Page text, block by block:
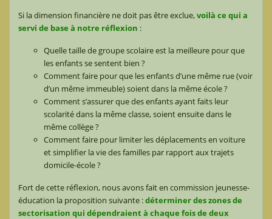
Si la dimension financière ne doit pas être exclue,voilà ce qui a
servi de base à notre réflexion :
Quelle taille de groupe scolaire est la meilleure pour que
les enfants se sentent bien ?
Comment faire pour que les enfants d’une même rue (voir
d’un même immeuble) soient dans la même école ?
Comment s’assurer que des enfants ayant faits leur
scolarité dans la même classe, soient ensuite dans le
même collège ?
Comment faire pour limiter les déplacements en voiture
et simplifier la vie des familles par rapport aux trajets
domicile-école ?
Fort de cette réflexion, nous avons fait en commission jeunesse-
éducation la proposition suivante :déterminer des zones de
sectorisation qui dépendraient à chaque fois de deux